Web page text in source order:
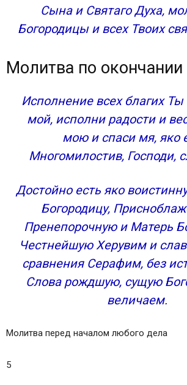
Сына и Святаго Духа,
Богородицы и всех Твоих
Молитва по окончании
Исполнение всех благих Ты
мой, исполни радости и
мою и спаси мя, яко
Многомилостив, Господи,
Достойно есть яко
Богородицу,
Пренепорочную и Матерь
Честнейшую Херувим и
сравнения Серафим, без
Слова рождшую, сущую
величаем.
Молитва перед началом любого дела
5